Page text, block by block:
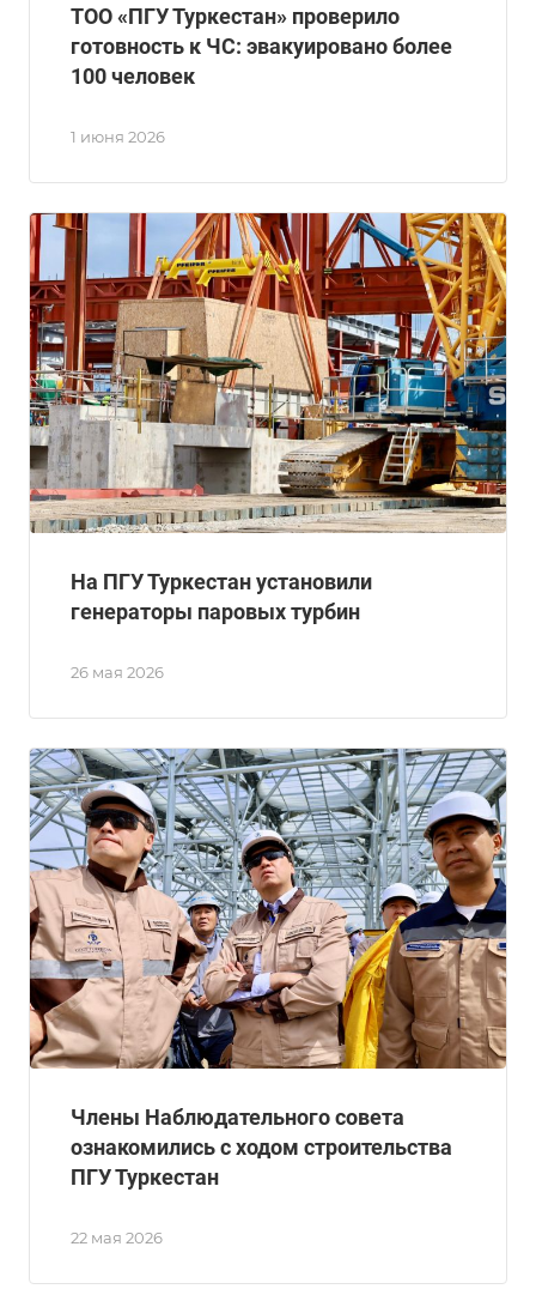
1 июня 2026
ТОО «ПГУ Туркестан» проверило
готовность к ЧС: эвакуировано более
100 человек
26 мая 2026
На ПГУ Туркестан установили
генераторы паровых турбин
22 мая 2026
Члены Наблюдательного совета
ознакомились с ходом строительства
ПГУ Туркестан